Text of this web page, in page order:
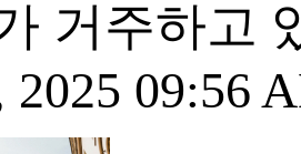
거주하고
2025 09:56